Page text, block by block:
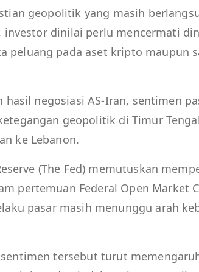
geopolitik yang masih
investor dinilai perlu mencermati
peluang pada aset kripto maupun
hasil negosiasi AS-Iran, sentimen
geopolitik di Timur
ke Lebanon.
(The Fed) memutuskan
pertemuan Federal Open Market
pasar masih menunggu arah
tersebut turut